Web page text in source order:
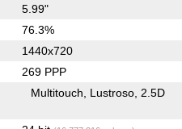
5.99"
76.3%
1440x720
269 PPP
Multitouch Lustroso 2.5D